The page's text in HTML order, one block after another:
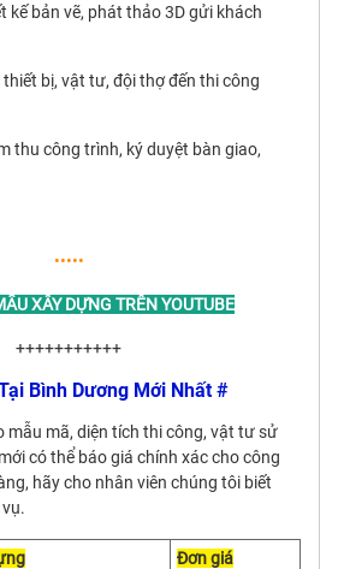
kế bản vẽ, phát thảo 3D gửi khách
bị, vật tư, đội thợ đến thi công
thu công trình, ký duyệt bàn giao,
•••••
XÂY DỰNG TRÊN YOUTUBE
+++++++++++
Bình Dương Mới Nhất #
mẫu mã, diện tích thi công, vật tư sử
có thể báo giá chính xác cho công
hãy cho nhân viên chúng tôi biết
Đơn giá